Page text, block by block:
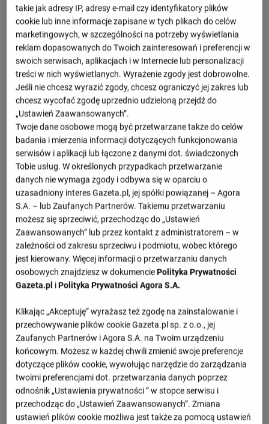
Zobacz więcej
Nadchodzące mecze
Hearts - : -
09.08, 14:00
Dundee United
Falkirk - : -
22.08, 14:00
Hearts
Hearts - : -
29.08, 14:00
St. Johnstone
Hibernian - : -
03.09, 18:45
Hearts
Hearts - : -
06.09, 14:00
Dundee FC
Zobacz więcej
Scottish Premiership
M
1 St. Mirren 2 6
2 Dundee FC 2
3 Motherwell 1 3
takie jak adresy IP, adresy e-mail czy identyfikatory plików
cookie lub inne informacje zapisane w tych plikach do celów
marketingowych, w szczególności na potrzeby wyświetlania
reklam dopasowanych do Twoich zainteresowań i preferencji w
swoich serwisach, aplikacjach i w Internecie lub personalizacji
treści w nich wyświetlanych. Wyrażenie zgody jest dobrowolne.
Jeśli nie chcesz wyrazić zgody, chcesz ograniczyć jej zakres lub
chcesz wycofać zgodę uprzednio udzieloną przejdź do
„Ustawień Zaawansowanych”.
Twoje dane osobowe mogą być przetwarzane także do celów
badania i mierzenia informacji dotyczących funkcjonowania
serwisów i aplikacji lub łączone z danymi dot. świadczonych
Tobie usług. W określonych przypadkach przetwarzanie
danych nie wymaga zgody i odbywa się w oparciu o
uzasadniony interes Gazeta.pl, jej spółki powiązanej – Agora
S.A. – lub Zaufanych Partnerów. Takiemu przetwarzaniu
możesz się sprzeciwić, przechodząc do „Ustawień
Zaawansowanych” lub przez kontakt z administratorem – w
zależności od zakresu sprzeciwu i podmiotu, wobec którego
jest kierowany. Więcej informacji o przetwarzaniu danych
osobowych znajdziesz w dokumenciePolityka Prywatności
Gazeta.pl iPolityka Prywatności Agora S.A.
Klikając „Akceptuję” wyrażasz też zgodę na zainstalowanie i
przechowywanie plików cookie Gazeta.pl sp. z o.o., jej
Zaufanych Partnerów i Agora S.A. na Twoim urządzeniu
końcowym. Możesz w każdej chwili zmienić swoje preferencje
dotyczące plików cookie, wywołując narzędzie do zarządzania
twoimi preferencjami dot. przetwarzania danych poprzez
odnośnik „Ustawienia prywatności ” w stopce serwisu i
przechodząc do „Ustawień Zaawansowanych”. Zmiana
ustawień plików cookie możliwa jest także za pomocą ustawień